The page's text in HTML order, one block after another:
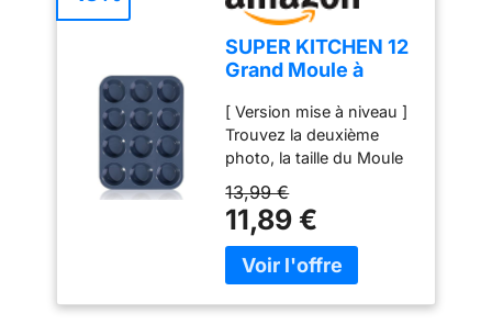
SUPER KITCHEN 12
Grand Moule à
Moule Cupcake
Gateau
[ Version mise à niveau ]
Trouvez la deuxième
photo, la taille du Moule
x 3 cm, il est plus grand
que les autres plateaux à
muffins sur le marché.
Trouvez la troisième
13,99 €
11,89 €